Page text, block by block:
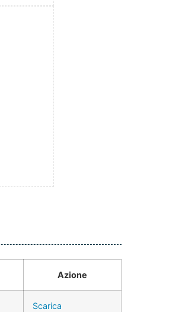
Azione
Scarica